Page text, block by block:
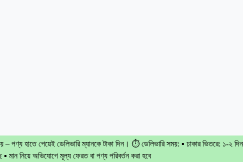
– পণ্য হাতে পেয়েই ডেলিভারি ম্যানকে টাকা দিন। ⏱️ ডেলিভারি সময়: ▪️ ঢাকার ভিতরে: ১-২
▪️ মান নিয়ে অভিযোগে মূল্য ফেরত বা পণ্য পরিবর্তন করা হবে